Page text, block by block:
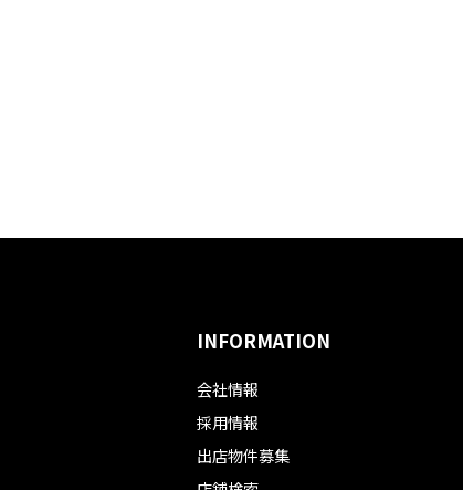
INFORMATION
会社情報
採用情報
出店物件募集